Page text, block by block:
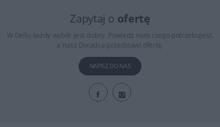
Zapytaj o ofertę
W Dellu każdy wybór jest dobry. Powiedz nam czego potrzebujesz,
a nasz Doradca przedstawi ofertę.
NAPISZ DO NAS